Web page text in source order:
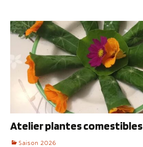
Atelier plantes comestibles
Saison 2026